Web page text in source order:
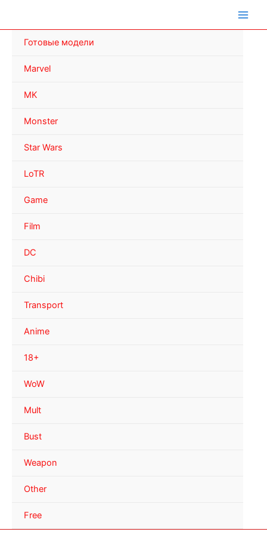
Готовые модели
Marvel
MK
Monster
Star Wars
LoTR
Game
Film
DC
Chibi
Transport
Anime
18+
WoW
Mult
Bust
Weapon
Other
Free